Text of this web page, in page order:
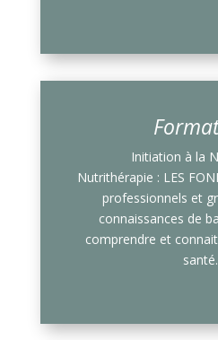
Initiation à la
Nutrithérapie : LES
professionnels et
connaissances de
comprendre et
santé.